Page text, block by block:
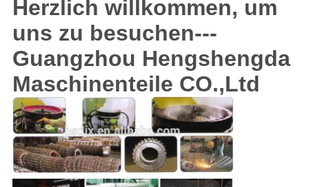
Herzlich willkommen, um
uns zu besuchen---
Guangzhou Hengshengda
Maschinenteile CO.,Ltd